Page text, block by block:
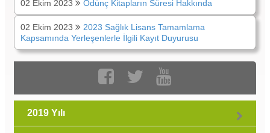
02 Ekim 2023 Ödünç Kitapların Süresi Hakkında
02 Ekim 2023
2023 Sağlık Lisans Tamamlama
Kapsamında Yerleşenlerle İlgili Kayıt Duyurusu
2019 Yılı